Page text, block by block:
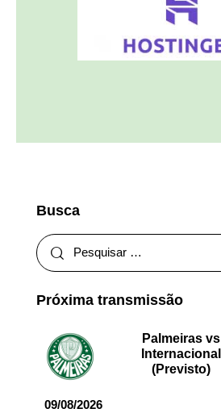
Busca
Próxima transmissão
Palmeiras vs
Internacional
(Previsto)
09/08/2026